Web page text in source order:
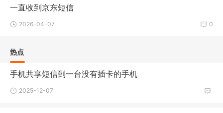
一直收到京东短信
0
2026-04-07
热点
手机共享短信到一台没有插卡的手机
2025-12-07